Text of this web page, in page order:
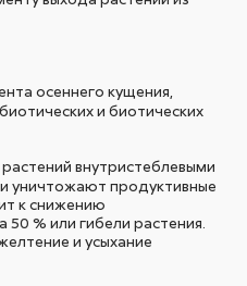
осеннего кущения,
и биотических
внутристеблевыми
уничтожают продуктивные
к снижению
% или гибели растения.
и усыхание